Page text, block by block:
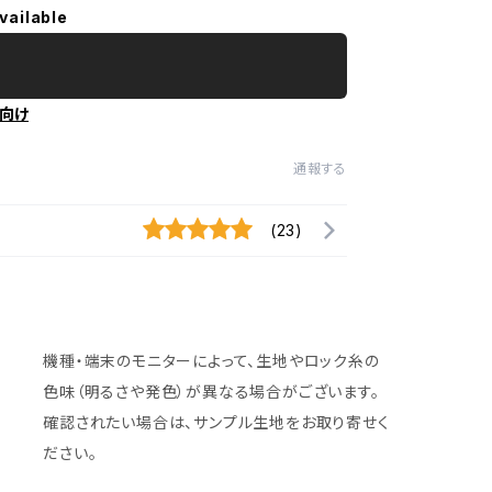
け
通報する
(23)
機種・端末のモニターによって、生地やロック糸の
色味（明るさや発色）が異なる場合がございます。
確認されたい場合は、サンプル生地をお取り寄せく
ださい。